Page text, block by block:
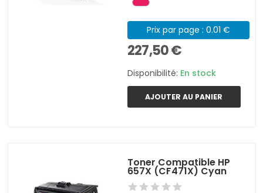
Prix par page : 0.01 €
227,50 €
Disponibilité: En stock
AJOUTER AU PANIER
Toner Compatible HP
657X (CF471X) Cyan